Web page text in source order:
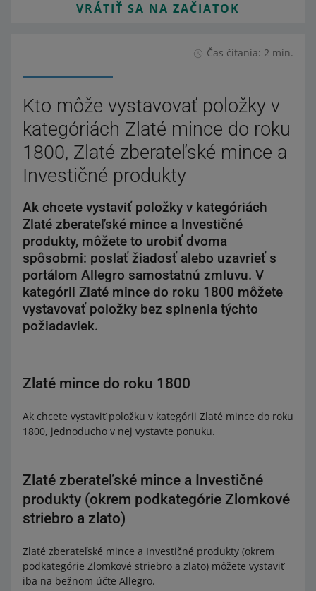
VRÁTIŤ SA NA ZAČIATOK
Čas čítania: 2 min.
Kto môže vystavovať položky v
kategóriách Zlaté mince do roku
1800, Zlaté zberateľské mince a
Investičné produkty
Ak chcete vystaviť položky v kategóriách
Zlaté zberateľské mince a Investičné
produkty, môžete to urobiť dvoma
spôsobmi: poslať žiadosť alebo uzavrieť s
portálom Allegro samostatnú zmluvu. V
kategórii Zlaté mince do roku 1800 môžete
vystavovať položky bez splnenia týchto
požiadaviek.
Zlaté mince do roku 1800
Ak chcete vystaviť položku v kategórii Zlaté mince do roku
1800, jednoducho v nej vystavte ponuku.
Zlaté zberateľské mince a Investičné
produkty (okrem podkategórie Zlomkové
striebro a zlato)
Zlaté zberateľské mince a Investičné produkty (okrem
podkategórie Zlomkové striebro a zlato) môžete vystaviť
iba na bežnom účte Allegro.